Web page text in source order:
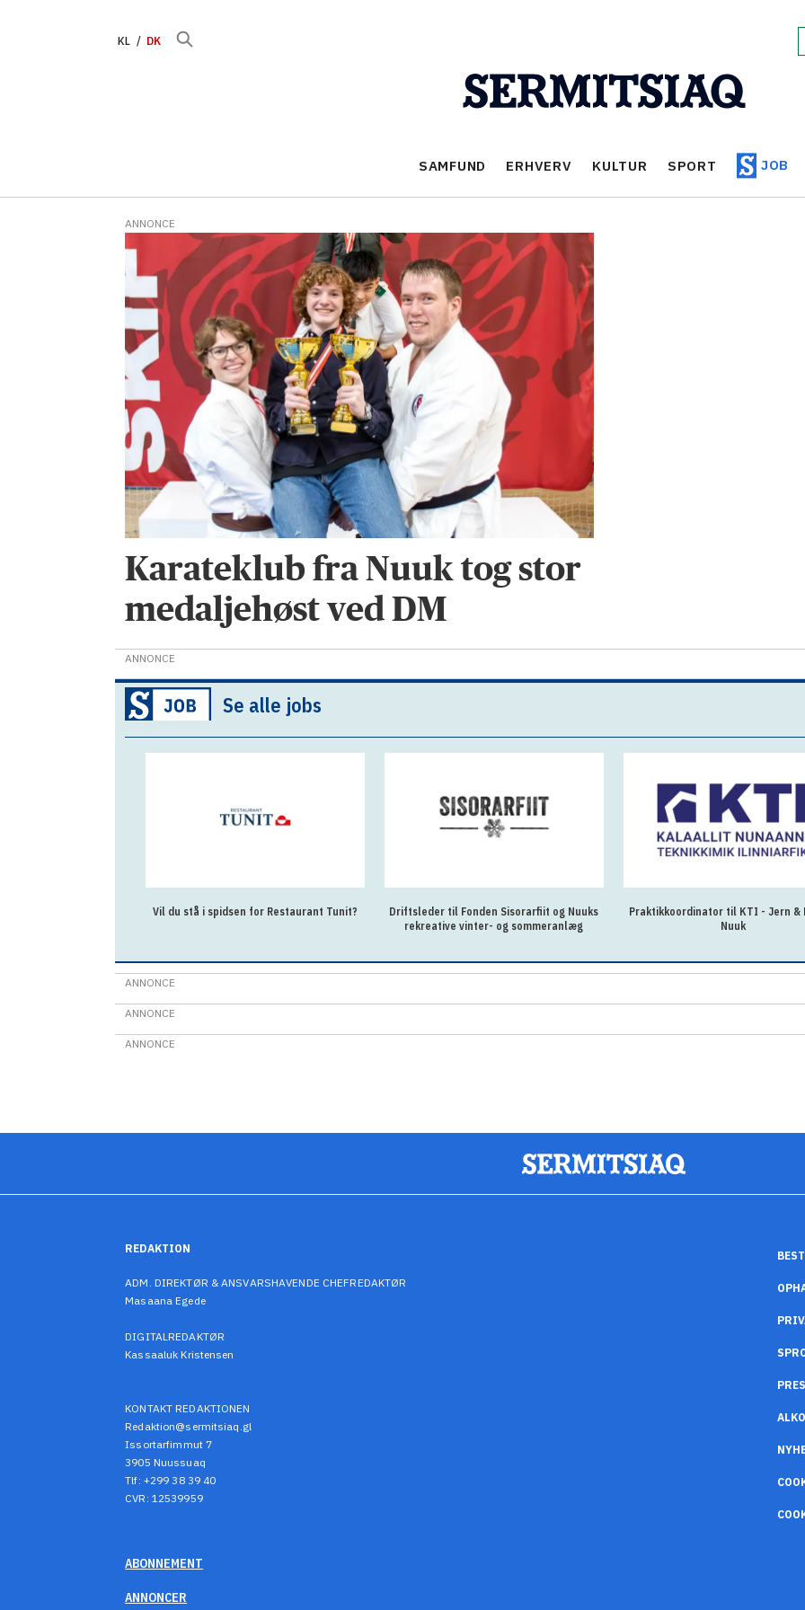
KL DK
SAMFUND ERHVERV KULTUR SPORT JOB
kasper
dyrberg
ANNONCE
Karateklub fra Nuuk tog stor
medaljehøst ved DM
ANNONCE
Se alle jobs
Vil du stå i spidsen for Restaurant Tunit?
Driftsleder til Fonden Sisorarfiit og Nuuks
rekreative vinter- og sommeranlæg
Praktikkoordinator til KTI - Jern &
Nuuk
ANNONCE
ANNONCE
ANNONCE
REDAKTION
ADM. DIREKTØR & ANSVARSHAVENDE CHEFREDAKTØR
Masaana Egede
DIGITALREDAKTØR
Kassaaluk Kristensen
KONTAKT REDAKTIONEN
Redaktion@sermitsiaq.gl
Issortarfimmut 7
3905 Nuussuaq
Tlf: +299 38 39 40
CVR: 12539959
ABONNEMENT
ANNONCER